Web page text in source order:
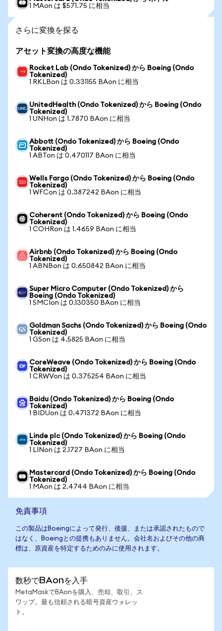
1 MAon は $571.75 に相当
さらに変換を探る
アセット変換の高度な機能
Rocket Lab (Ondo Tokenized) から Boeing (Ondo
Tokenized)
1 RKLBon は 0.331155 BAon に相当
UnitedHealth (Ondo Tokenized) から Boeing (Ondo
Tokenized)
1 UNHon は 1.7870 BAon に相当
Abbott (Ondo Tokenized) から Boeing (Ondo
Tokenized)
1 ABTon は 0.470117 BAon に相当
Wells Fargo (Ondo Tokenized) から Boeing (Ondo
Tokenized)
1 WFCon は 0.387242 BAon に相当
Coherent (Ondo Tokenized) から Boeing (Ondo
Tokenized)
1 COHRon は 1.4659 BAon に相当
Airbnb (Ondo Tokenized) から Boeing (Ondo
Tokenized)
1 ABNBon は 0.650842 BAon に相当
Super Micro Computer (Ondo Tokenized) から
Boeing (Ondo Tokenized)
1 SMCIon は 0.130350 BAon に相当
Goldman Sachs (Ondo Tokenized) から Boeing (Ondo
Tokenized)
1 GSon は 4.5825 BAon に相当
CoreWeave (Ondo Tokenized) から Boeing (Ondo
Tokenized)
1 CRWVon は 0.375254 BAon に相当
Baidu (Ondo Tokenized) から Boeing (Ondo
Tokenized)
1 BIDUon は 0.471372 BAon に相当
Linde plc (Ondo Tokenized) から Boeing (Ondo
Tokenized)
1 LINon は 2.1727 BAon に相当
Mastercard (Ondo Tokenized) から Boeing (Ondo
Tokenized)
1 MAon は 2.4744 BAon に相当
免責事項
この製品はBoeingによって発行、後援、または承認されたもので
はなく、Boeingとの提携もありません。会社名およびその他の商
標は、原資産を特定するためのみに使用されます。
数秒でBAonを入手
MetaMaskでBAonを購入、売却、取引、ス
ワップ。最も信頼される暗号資産ウォレッ
ト。